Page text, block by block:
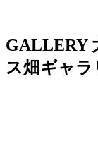
GALLERY
ス畑ギャラ